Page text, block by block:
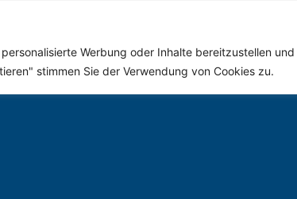
Werbung oder Inhalte bereitzustellen und
stimmen Sie der Verwendung von Cookies zu.
(Klempner) für